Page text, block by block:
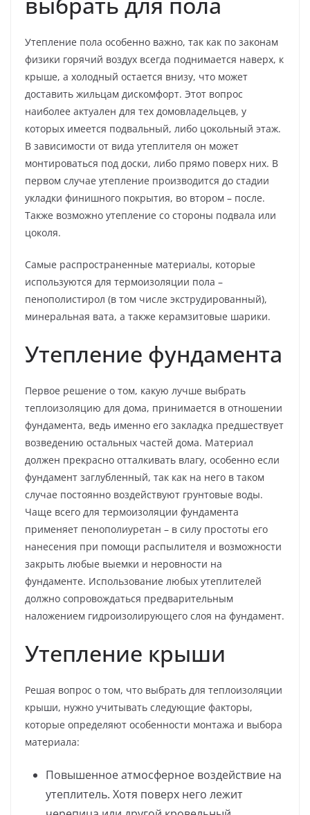
Утепление пола особенно важно, так как по законам
физики горячий воздух всегда поднимается наверх, к
крыше, а холодный остается внизу, что может
доставить жильцам дискомфорт. Этот вопрос
наиболее актуален для тех домовладельцев, у
которых имеется подвальный, либо цокольный этаж.
В зависимости от вида утеплителя он может
монтироваться под доски, либо прямо поверх них. В
первом случае утепление производится до стадии
укладки финишного покрытия, во втором – после.
Также возможно утепление со стороны подвала или
цоколя.
Самые распространенные материалы, которые
используются для термоизоляции пола –
пенополистирол (в том числе экструдированный),
минеральная вата, а также керамзитовые шарики.
Утепление фундамента
Первое решение о том, какую лучше выбрать
теплоизоляцию для дома, принимается в отношении
фундамента, ведь именно его закладка предшествует
возведению остальных частей дома. Материал
должен прекрасно отталкивать влагу, особенно если
фундамент заглубленный, так как на него в таком
случае постоянно воздействуют грунтовые воды.
Чаще всего для термоизоляции фундамента
применяет пенополиуретан – в силу простоты его
нанесения при помощи распылителя и возможности
закрыть любые выемки и неровности на
фундаменте. Использование любых утеплителей
должно сопровождаться предварительным
наложением гидроизолирующего слоя на фундамент.
Утепление крыши
Решая вопрос о том, что выбрать для теплоизоляции
крыши, нужно учитывать следующие факторы,
которые определяют особенности монтажа и выбора
материала:
Повышенное атмосферное воздействие на
утеплитель. Хотя поверх него лежит